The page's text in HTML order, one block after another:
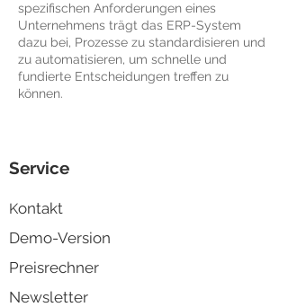
spezifischen Anforderungen eines
Unternehmens trägt das ERP-System
dazu bei, Prozesse zu standardisieren und
zu automatisieren, um schnelle und
fundierte Entscheidungen treffen zu
können.
Service
Kontakt
Demo-Version
Preisrechner
Newsletter